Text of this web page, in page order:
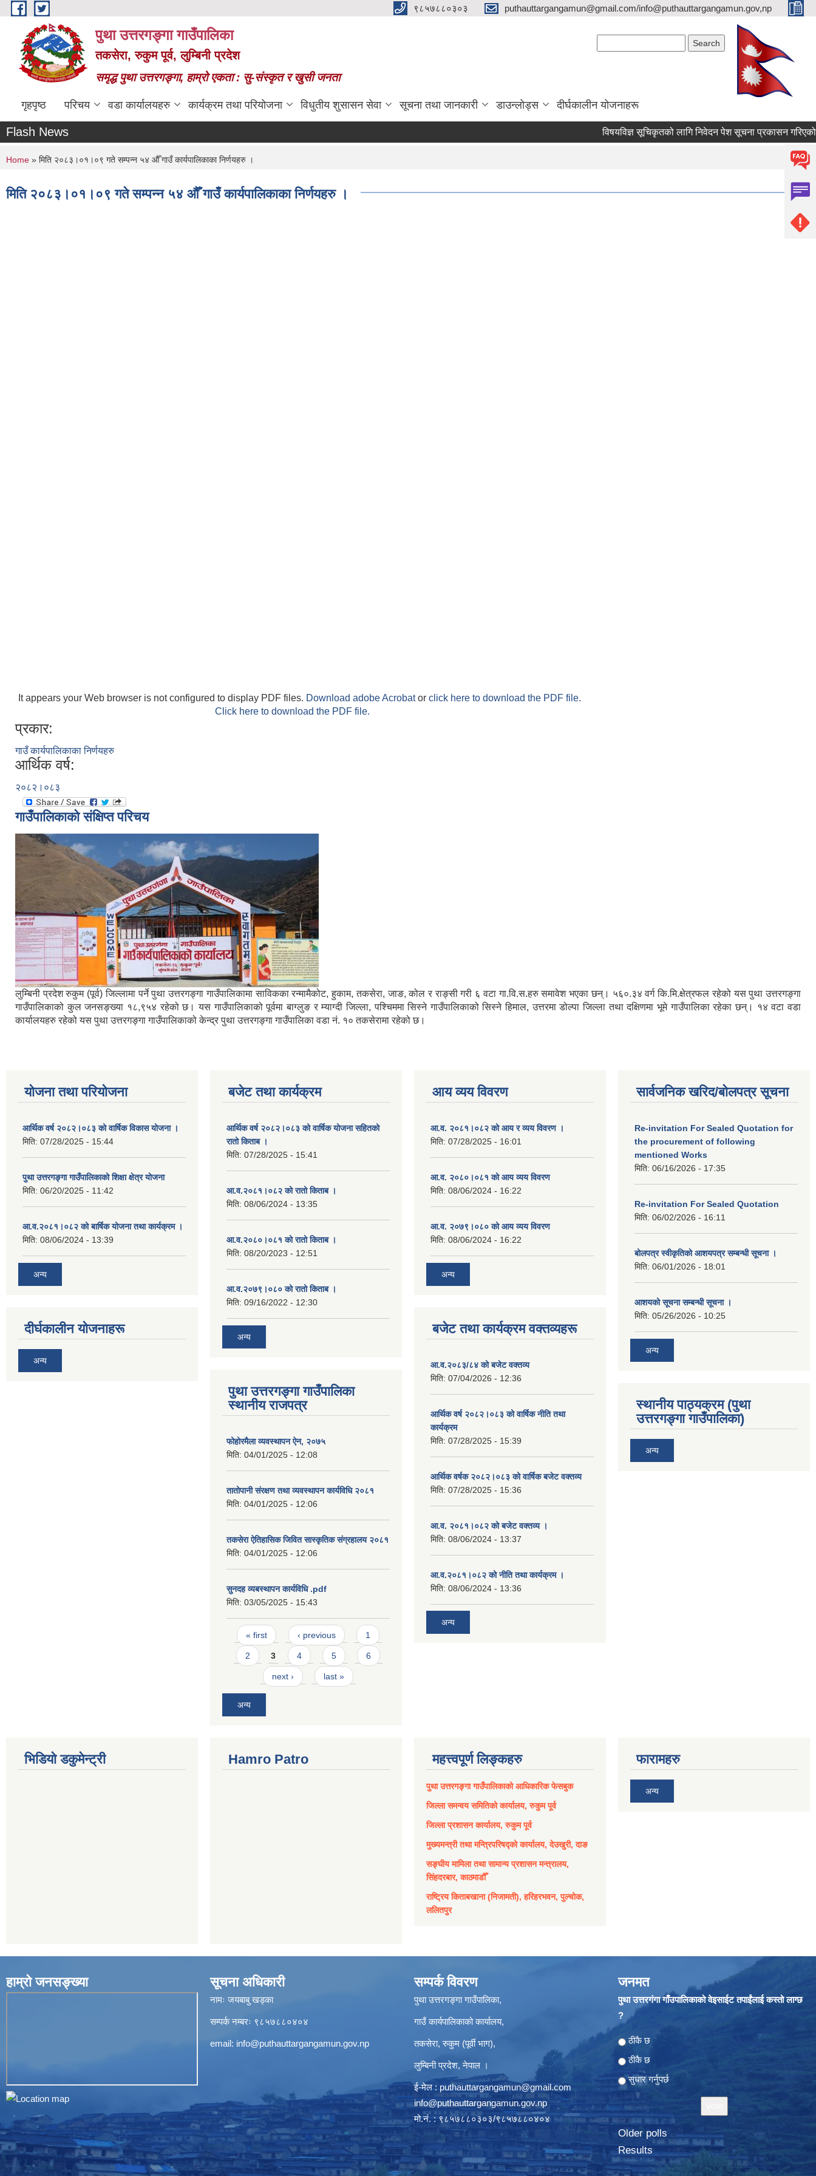
Skip to main content ९८५७८८०३०३ puthauttargangamun@gmail.com/info@puthauttargangamun.gov,np
पुथा उत्तरगङ्गा गाउँपालिका
तकसेरा, रुकुम पूर्व, लुम्बिनी प्रदेश
समृद्ध पुथा उत्तरगङ्गा, हाम्रो एकता : सु-संस्कृत र खुसी जनता
गृहपृष्ठ परिचय वडा कार्यालयहरु कार्यक्रम तथा परियोजना विधुतीय शुसासन सेवा सूचना तथा जानकारी डाउन्लोड्स दीर्घकालीन योजनाहरू
Flash News विषयविज्ञ सूचिकृतको लागि निवेदन पेश सूचना प्रकासन गरिएको बारे
You are here
Home » मिति २०८३।०१।०९ गते सम्पन्न ५४ औँ गाउँ कार्यपालिकाका निर्णयहरु ।
मिति २०८३।०१।०९ गते सम्पन्न ५४ औँ गाउँ कार्यपालिकाका निर्णयहरु ।
It appears your Web browser is not configured to display PDF files. Download adobe Acrobator click here to download the PDF file.
Click here to download the PDF file.
प्रकार:
गाउँ कार्यपालिकाका निर्णयहरु
आर्थिक वर्ष:
२०८२।०८३
गाउँपालिकाको संक्षिप्त परिचय
लुम्बिनी प्रदेश रुकुम (पूर्व) जिल्लामा पर्ने पुथा उत्तरगङ्गा गाउँपालिकामा साविकका रन्मामैकोट, हुकाम, तकसेरा, जाङ, कोल र राङ्सी गरी ६ वटा गा.वि.स.हरु समावेश भएका छन्। ५६०.३४ वर्ग कि.मि.क्षेत्रफल रहेको यस पुथा उत्तरगङ्गा
गाउँपालिकाको कुल जनसङ्ख्या १८,९५४ रहेको छ। यस गाउँपालिकाको पूर्वमा बाग्लुङ र म्याग्दी जिल्ला, पश्चिममा सिस्ने गाउँपालिकाको सिस्ने हिमाल, उत्तरमा डोल्पा जिल्ला तथा दक्षिणमा भूमे गाउँपालिका रहेका छन्। १४ वटा वडा
कार्यालयहरु रहेको यस पुथा उत्तरगङ्गा गाउँपालिकाको केन्द्र पुथा उत्तरगङ्गा गाउँपालिका वडा नं. १० तकसेरामा रहेको छ।
योजना तथा परियोजना
आर्थिक वर्ष २०८२।०८३ को वार्षिक विकास योजना ।
मिति: 07/28/2025 - 15:44
पुथा उत्तरगङ्गा गाउँपालिकाको शिक्षा क्षेत्र योजना
मिति: 06/20/2025 - 11:42
आ.व.२०८१।०८२ को बार्षिक योजना तथा कार्यक्रम ।
मिति: 08/06/2024 - 13:39
अन्य
दीर्घकालीन योजनाहरू
अन्य
बजेट तथा कार्यक्रम
आर्थिक वर्ष २०८२।०८३ को वार्षिक योजना सहितको
रातो किताब ।
मिति: 07/28/2025 - 15:41
आ.व.२०८१।०८२ को रातो किताब ।
मिति: 08/06/2024 - 13:35
आ.व.२०८०।०८१ को रातो किताब ।
मिति: 08/20/2023 - 12:51
आ.व.२०७९।०८० को रातो किताब ।
मिति: 09/16/2022 - 12:30
अन्य
पुथा उत्तरगङ्गा गाउँपालिका
स्थानीय राजपत्र
फोहोरमैला व्यवस्थापन ऐन, २०७५
मिति: 04/01/2025 - 12:08
तातोपानी संरक्षण तथा व्यवस्थापन कार्यविधि २०८१
मिति: 04/01/2025 - 12:06
तकसेरा ऐतिहासिक जिवित सास्कृतिक संग्रहालय २०८१
मिति: 04/01/2025 - 12:06
सुनदह व्यबस्थापन कार्यविधि .pdf
मिति: 03/05/2025 - 15:43
Pages
« first ‹ previous 1
2 3 4 5 6
next › last »
अन्य
आय व्यय विवरण
आ.व. २०८१।०८२ को आय र व्यय विवरण ।
मिति: 07/28/2025 - 16:01
आ.व. २०८०।०८१ को आय व्यय विवरण
मिति: 08/06/2024 - 16:22
आ.व. २०७९।०८० को आय व्यय विवरण
मिति: 08/06/2024 - 16:22
अन्य
बजेट तथा कार्यक्रम वक्तव्यहरू
आ.व.२०८३/८४ को बजेट वक्तव्य
मिति: 07/04/2026 - 12:36
आर्थिक वर्ष २०८२।०८३ को वार्षिक नीति तथा
कार्यक्रम
मिति: 07/28/2025 - 15:39
आर्थिक वर्षक २०८२।०८३ को वार्षिक बजेट वक्तव्य
मिति: 07/28/2025 - 15:36
आ.व. २०८१।०८२ को बजेट वक्तव्य ।
मिति: 08/06/2024 - 13:37
आ.व.२०८१।०८२ को नीति तथा कार्यक्रम ।
मिति: 08/06/2024 - 13:36
अन्य
सार्वजनिक खरिद/बोलपत्र सूचना
Re-invitation For Sealed Quotation for
the procurement of following
mentioned Works
मिति: 06/16/2026 - 17:35
Re-invitation For Sealed Quotation
मिति: 06/02/2026 - 16:11
बोलपत्र स्वीकृतिको आशयपत्र सम्बन्धी सूचना ।
मिति: 06/01/2026 - 18:01
आशयको सूचना सम्बन्धी सूचना ।
मिति: 05/26/2026 - 10:25
अन्य
स्थानीय पाठ्यक्रम (पुथा
उत्तरगङ्गा गाउँपालिका)
अन्य
भिडियो डकुमेन्ट्री Hamro Patro महत्त्वपूर्ण लिङ्कहरु
पुथा उत्तरगङ्गा गाउँपालिकाको आधिकारिक फेसबुक
जिल्ला समन्वय समितिको कार्यालय, रुकुम पूर्व
जिल्ला प्रशासन कार्यालय, रुकुम पूर्व
मुख्यमन्त्री तथा मन्त्रिपरिषद्को कार्यालय, देउखुरी, दाङ
सङ्घीय मामिला तथा सामान्य प्रशासन मन्त्रालय,
सिंहदरबार, काठमाडौँ
राष्ट्रिय किताबखाना (निजामती), हरिहरभवन, पुल्चोक,
ललितपुर
फारामहरु
अन्य
हाम्रो जनसङ्ख्या सूचना अधिकारी
नामः जयबाबु खड्का
सम्पर्क नम्बरः ९८५७८८०४०४
email: info@puthauttargangamun.gov.np
सम्पर्क विवरण
पुथा उत्तरगङ्गा गाउँपालिका,
गाउँ कार्यपालिकाको कार्यालय,
तकसेरा, रुकुम (पूर्वी भाग),
लुम्बिनी प्रदेश, नेपाल ।
ई-मेल : puthauttargangamun@gmail.com
info@puthauttargangamun.gov.np
मो.नं. : ९८५७८८०३०३/९८५७८८०४०४
जनमत
पुथा उत्तरगंगा गाँउपालिकाको वेइसाईट तपाईंलाई कस्तो लाग्छ
?
Choices
ठीकै छ
ठीकै छ
सुधार गर्नुपर्छ
Older polls
Results